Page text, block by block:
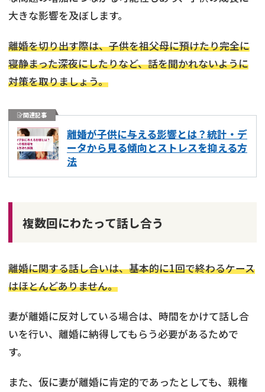
大きな影響を及ぼします。
離婚を切り出す際は、子供を祖父母に預けたり完全に
寝静まった深夜にしたりなど、話を聞かれないように
対策を取りましょう。
関連記事
離婚が子供に与える影響とは？統計・デ
ータから見る傾向とストレスを抑える方
法
複数回にわたって話し合う
離婚に関する話し合いは、基本的に1回で終わるケース
はほとんどありません。
妻が離婚に反対している場合は、時間をかけて話し合
いを行い、離婚に納得してもらう必要があるためで
す。
また、仮に妻が離婚に肯定的であったとしても、親権